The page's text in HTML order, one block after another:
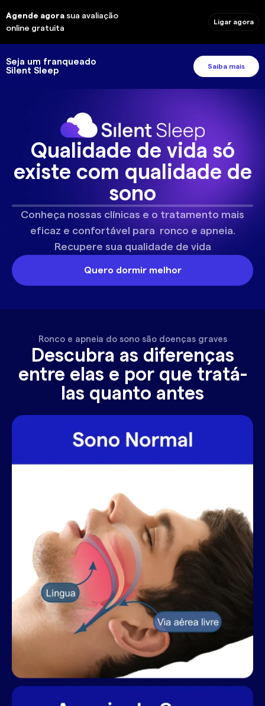
Agende agora sua avaliação
online gratuita
Ligar agora
Seja um franqueado
Silent Sleep
Saiba mais
Qualidade de vida só
existe com qualidade de
sono
Conheça nossas clínicas e o tratamento mais
eficaz e confortável para ronco e apneia.
Recupere sua qualidade de vida
Quero dormir melhor
Ronco e apneia do sono são doenças graves
Descubra as diferenças
entre elas e por que tratá-
las quanto antes